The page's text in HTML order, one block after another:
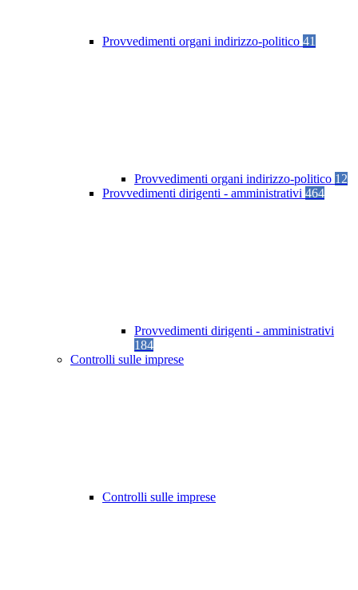
Provvedimenti organi indirizzo-politico 41
Provvedimenti organi indirizzo-politico 12
Provvedimenti dirigenti - amministrativi 464
Provvedimenti dirigenti - amministrativi
184
Controlli sulle imprese
Controlli sulle imprese